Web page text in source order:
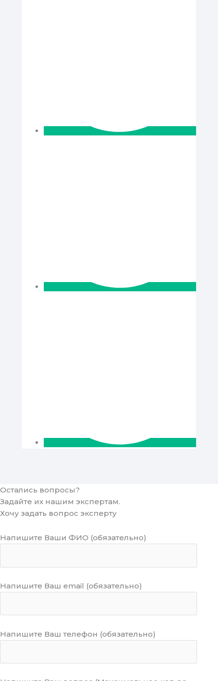
Остались вопросы?
Задайте их нашим экспертам.
Хочу задать вопрос эксперту
Напишите Ваши ФИО (обязательно)
Напишите Ваш email (обязательно)
Напишите Ваш телефон (обязательно)